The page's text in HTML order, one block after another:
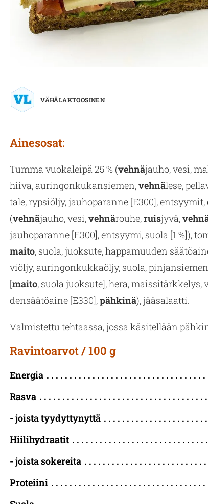
VÄHÄLAKTOOSINEN
Ai­nes­osat:
Tumma vuo­ka­lei­pä 25 % (vehnäjauho, vesi,
hiiva, au­rin­gon­ku­kan­sie­men,vehnälese,
ta­le, ryp­siöl­jy, jau­ho­pa­ran­ne [E300], ent­syy­mit,
(vehnäjauho, vesi,vehnärouhe,ruisjyvä,
jau­ho­pa­ran­ne [E300], ent­syy­mi, suola [1 %]),
maito, suola, juok­su­te, hap­pa­muu­den
viöl­jy, au­rin­gon­kuk­ka­öl­jy, suola,
[maito, suola juok­su­te], hera,
den­sää­tö­ai­ne [E330],päh­ki­nä), jää­sa­laat­ti.
Val­mis­tet­tu teh­taas­sa, jossa kä­si­tel­lään
Ravintoarvot / 100 g
Energia
Rasva
- joista tyydyttynyttä
Hiilihydraatit
- joista sokereita
Proteiini